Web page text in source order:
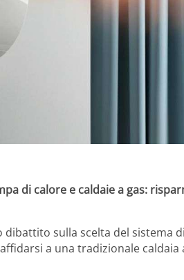
di calore e caldaie a gas:
sulla scelta del sistema
a una tradizionale caldaia